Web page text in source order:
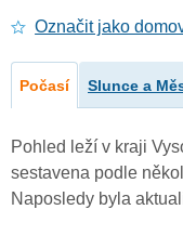
Označit jako
Počasí Slunce a
Pohled leží v kraji
sestavena podle
Naposledy byla